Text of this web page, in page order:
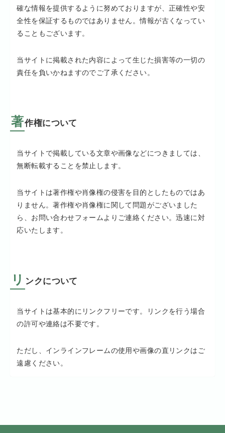
確な情報を提供するように努めておりますが、正確性や安
全性を保証するものではありません。情報が古くなってい
ることもございます。
当サイトに掲載された内容によって生じた損害等の一切の
責任を負いかねますのでご了承ください。
著作権について
当サイトで掲載している文章や画像などにつきましては、
無断転載することを禁止します。
当サイトは著作権や肖像権の侵害を目的としたものではあ
りません。著作権や肖像権に関して問題がございました
ら、お問い合わせフォームよりご連絡ください。迅速に対
応いたします。
リ ンクについて
当サイトは基本的にリンクフリーです。リンクを行う場合
の許可や連絡は不要です。
ただし、インラインフレームの使用や画像の直リンクはご
遠慮ください。